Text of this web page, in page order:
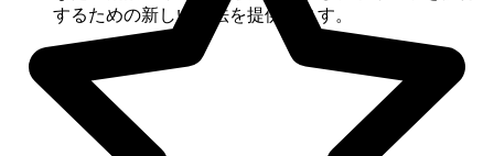
するための新しい方法を提供します。